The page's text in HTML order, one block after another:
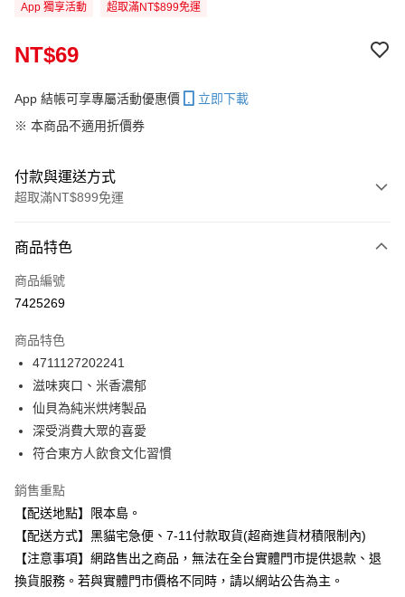
App 獨享活動 超取滿NT$899免運
NT$69
App 結帳可享專屬活動優惠價
立即下載
※ 本商品不適用折價券
付款與運送方式
超取滿NT$899免運
信用卡一次付款
超商取貨付款
Apple Pay
街口支付
悠遊付
Google Pay
全盈+PAY
【大哥付你分期使用說明】
1.本服務由台灣大哥大提供，台灣大哥大用戶可立即使用無須另外申請。
ATM付款
商品特色
商品編號
7425269
商品特色
4711127202241
滋味爽口、米香濃郁
仙貝為純米烘烤製品
深受消費大眾的喜愛
符合東方人飲食文化習慣
銷售重點
【配送地點】限本島。
【配送方式】黑貓宅急便、7-11付款取貨(超商進貨材積限制內)
【注意事項】網路售出之商品，無法在全台實體門市提供退款、退
換貨服務。若與實體門市價格不同時，請以網站公告為主。